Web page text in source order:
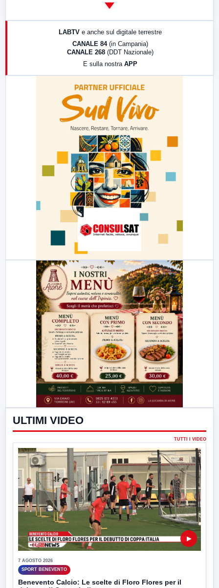
17:00 LabNews (replica)
LABTV e anche sul digitale terrestre
CANALE 84 (in Campania)
CANALE 268 (DDT Nazionale)
E sulla nostra APP
ULTIMI VIDEO
TUTTI I VIDEO
▶
7 AGOSTO 2026
SPORT BENEVENTO
Benevento Calcio: Le scelte di Floro Flores per il